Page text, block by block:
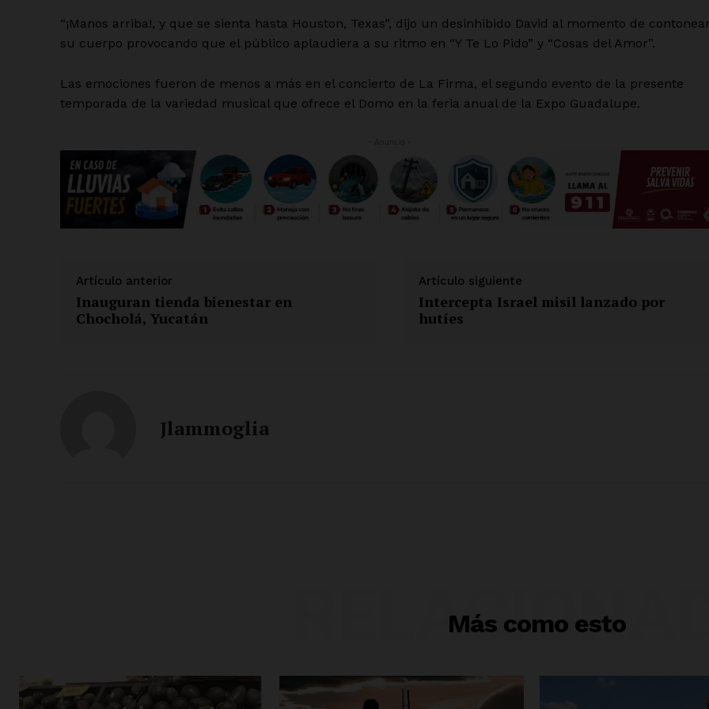
“¡Manos arriba!, y que se sienta hasta Houston, Texas”, dijo un desinhibido David al momento de
su cuerpo provocando que el público aplaudiera a su ritmo en “Y Te Lo Pido” y “Cosas del Amor”.
Las emociones fueron de menos a más en el concierto de La Firma, el segundo evento de la presente
temporada de la variedad musical que ofrece el Domo en la feria anual de la Expo Guadalupe.
Artículo anterior
Inauguran tienda bienestar en
Chocholá, Yucatán
Artículo siguiente
Intercepta Israel misil lanzado por
hutíes
Jlammoglia
Más como esto